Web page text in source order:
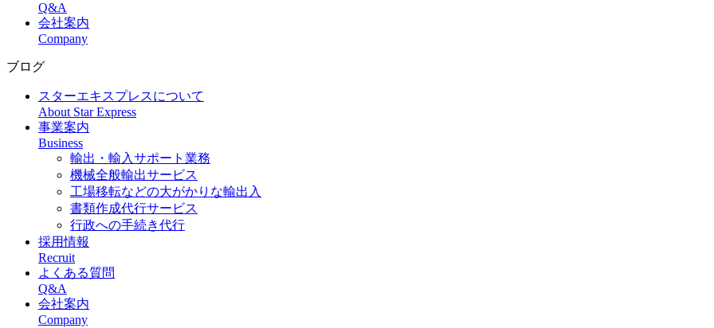
Q&A
会社案内
Company
ブログ
スターエキスプレスについて
About Star Express
事業案内
Business
輸出・輸入サポート業務
機械全般輸出サービス
工場移転などの大がかりな輸出入
書類作成代行サービス
行政への手続き代行
採用情報
Recruit
よくある質問
Q&A
会社案内
Company